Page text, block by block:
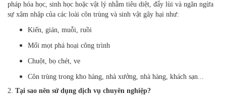
pháp hóa học, sinh học hoặc vật lý nhằm tiêu diệt, đẩy lùi và ngăn ngừa
sự xâm nhập của các loài côn trùng và sinh vật gây hại như:
Kiến, gián, muỗi, ruồi
Mối mọt phá hoại công trình
Chuột, bọ chét, ve
Côn trùng trong kho hàng, nhà xưởng, nhà hàng, khách sạn...
2. Tại sao nên sử dụng dịch vụ chuyên nghiệp?